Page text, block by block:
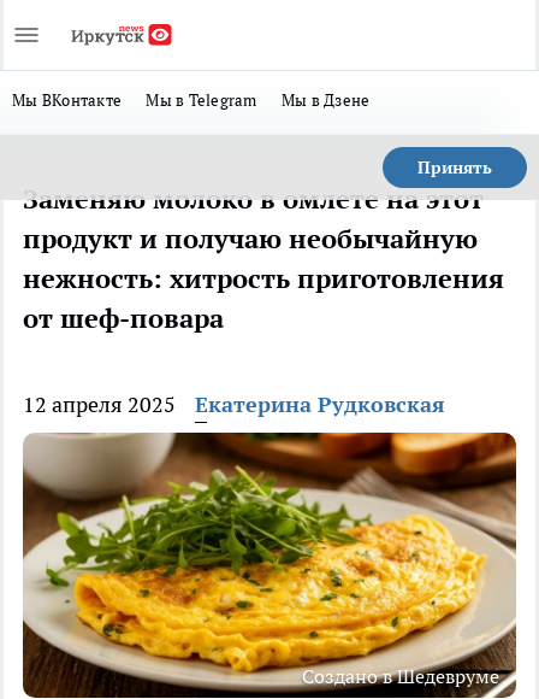
Мы ВКонтакте Мы в Telegram Мы в Дзене
Принять
Заменяю молоко в омлете на этот
продукт и получаю необычайную
нежность: хитрость приготовления
от шеф-повара
12 апреля 2025 Екатерина Рудковская
Создано в Шедевруме